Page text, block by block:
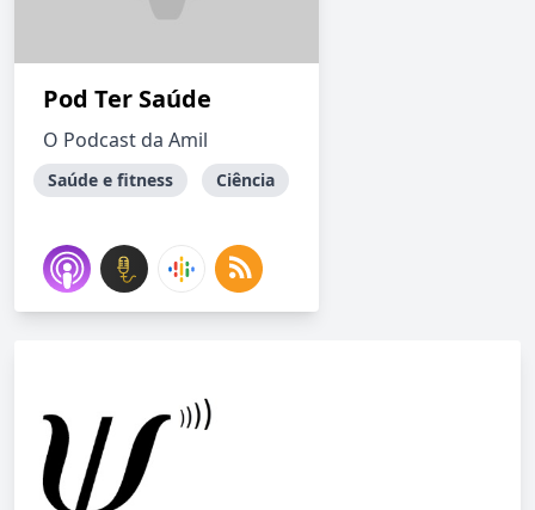
Pod Ter Saúde
O Podcast da Amil
Saúde e fitness Ciência